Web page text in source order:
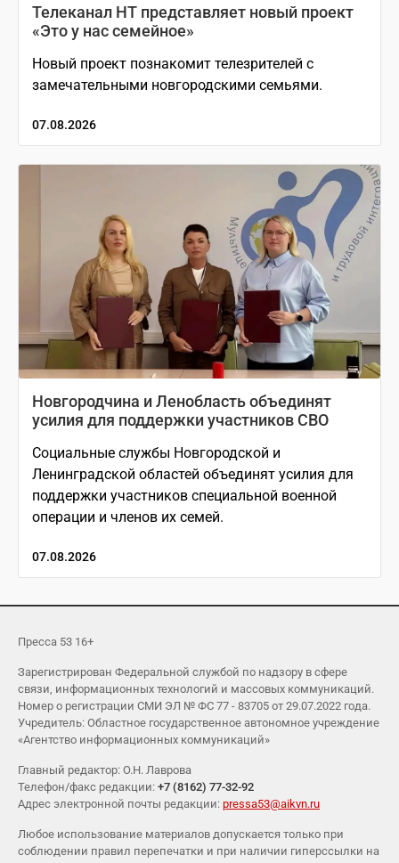
Телеканал НТ представляет новый проект
«Это у нас семейное»
Новый проект познакомит телезрителей с
замечательными новгородскими семьями.
07.08.2026
Новгородчина и Ленобласть объединят
усилия для поддержки участников СВО
Социальные службы Новгородской и
Ленинградской областей объединят усилия для
поддержки участников специальной военной
операции и членов их семей.
07.08.2026
Пресса 53 16+
Зарегистрирован Федеральной службой по надзору в сфере
связи, информационных технологий и массовых коммуникаций.
Номер о регистрации СМИ ЭЛ № ФС 77 - 83705 от 29.07.2022 года.
Учредитель: Областное государственное автономное учреждение
«Агентство информационных коммуникаций»
Главный редактор: О.Н. Лаврова
Телефон/факс редакции: +7 (8162) 77-32-92
Адрес электронной почты редакции: pressa53@aikvn.ru
Любое использование материалов допускается только при
соблюдении правил перепечатки и при наличии гиперссылки на